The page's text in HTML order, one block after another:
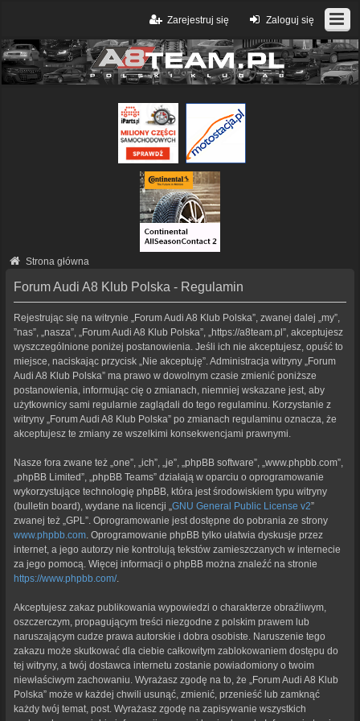
Zaloguj się
Zarejestruj się
Strona główna
Forum Audi A8 Klub Polska - Regulamin
Rejestrując się na witrynie „Forum Audi A8 Klub Polska”, zwanej dalej „my”,
”nas”, „nasza”, „Forum Audi A8 Klub Polska”, „https://a8team.pl”, akceptujesz
wyszczególnione poniżej postanowienia. Jeśli ich nie akceptujesz, opuść to
miejsce, naciskając przycisk „Nie akceptuję”. Administracja witryny „Forum
Audi A8 Klub Polska” ma prawo w dowolnym czasie zmienić poniższe
postanowienia, informując cię o zmianach, niemniej wskazane jest, aby
użytkownicy sami regularnie zaglądali do tego regulaminu. Korzystanie z
witryny „Forum Audi A8 Klub Polska” po zmianach regulaminu oznacza, że
akceptujesz te zmiany ze wszelkimi konsekwencjami prawnymi.
Nasze fora zwane też „one”, „ich”, „je”, „phpBB software”, „www.phpbb.com”,
„phpBB Limited”, „phpBB Teams” działają w oparciu o oprogramowanie
wykorzystujące technologię phpBB, która jest środowiskiem typu witryny
(bulletin board), wydane na licencji „GNU General Public License v2”
zwanej też „GPL”. Oprogramowanie jest dostępne do pobrania ze strony
www.phpbb.com. Oprogramowanie phpBB tylko ułatwia dyskusje przez
internet, a jego autorzy nie kontrolują tekstów zamieszczanych w internecie
za jego pomocą. Więcej informacji o phpBB można znaleźć na stronie
https://www.phpbb.com/.
Akceptujesz zakaz publikowania wypowiedzi o charakterze obraźliwym,
oszczerczym, propagującym treści niezgodne z polskim prawem lub
naruszającym cudze prawa autorskie i dobra osobiste. Naruszenie tego
zakazu może skutkować dla ciebie całkowitym zablokowaniem dostępu do
tej witryny, a twój dostawca internetu zostanie powiadomiony o twoim
niewłaściwym zachowaniu. Wyrażasz zgodę na to, że „Forum Audi A8 Klub
Polska” może w każdej chwili usunąć, zmienić, przenieść lub zamknąć
każdy twój temat, post. Wyrażasz zgodę na zapisywanie wszystkich